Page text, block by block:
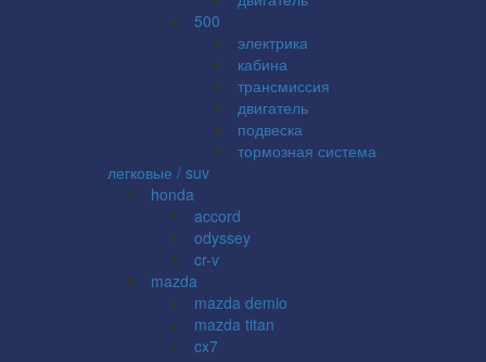
500
электрика
кабина
трансмиссия
двигатель
подвеска
тормозная система
легковые / suv
honda
accord
odyssey
cr-v
mazda
mazda demio
mazda titan
cx7